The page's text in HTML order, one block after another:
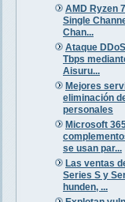
AMD Ryzen
Single
Chan...
Ataque
Tbps
Aisuru...
Mejores
eliminación
personales
Microsoft
se usan par...
Las ventas
Series S y
hunden, ...